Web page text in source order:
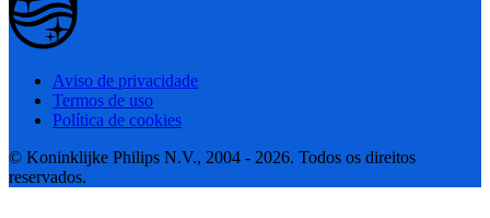
Aviso de privacidade
Termos de uso
Política de cookies
© Koninklijke Philips N.V., 2004 - 2026. Todos os direitos
reservados.